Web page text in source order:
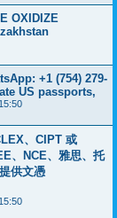
OXIDIZE
+1 (754) 279-
US passports,
、CIPT 或
、NCE、雅思、托
供文憑